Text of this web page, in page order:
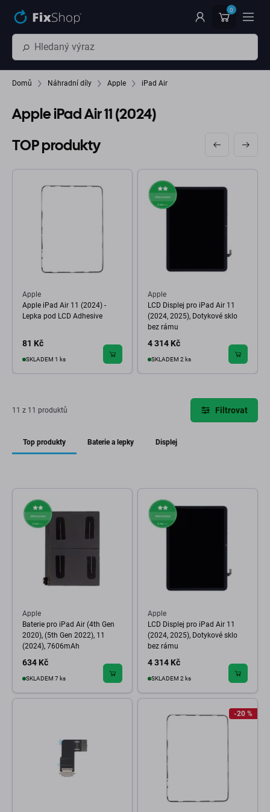
0
Domů Náhradní díly Apple iPad Air
Apple iPad Air 11 (2024)
TOP produkty
Apple
Apple iPad Air 11 (2024) -
Lepka pod LCD Adhesive
81 Kč
SKLADEM 1 ks
Apple
LCD Displej pro iPad Air 11
(2024, 2025), Dotykové sklo
bez rámu
4 314 Kč
SKLADEM 2 ks
11 z 11 produktů Filtrovat
Top produkty Baterie a lepky Displej
Apple
Baterie pro iPad Air (4th Gen
2020), (5th Gen 2022), 11
(2024), 7606mAh
634 Kč
SKLADEM 7 ks
Apple
LCD Displej pro iPad Air 11
(2024, 2025), Dotykové sklo
bez rámu
4 314 Kč
SKLADEM 2 ks
-20 %